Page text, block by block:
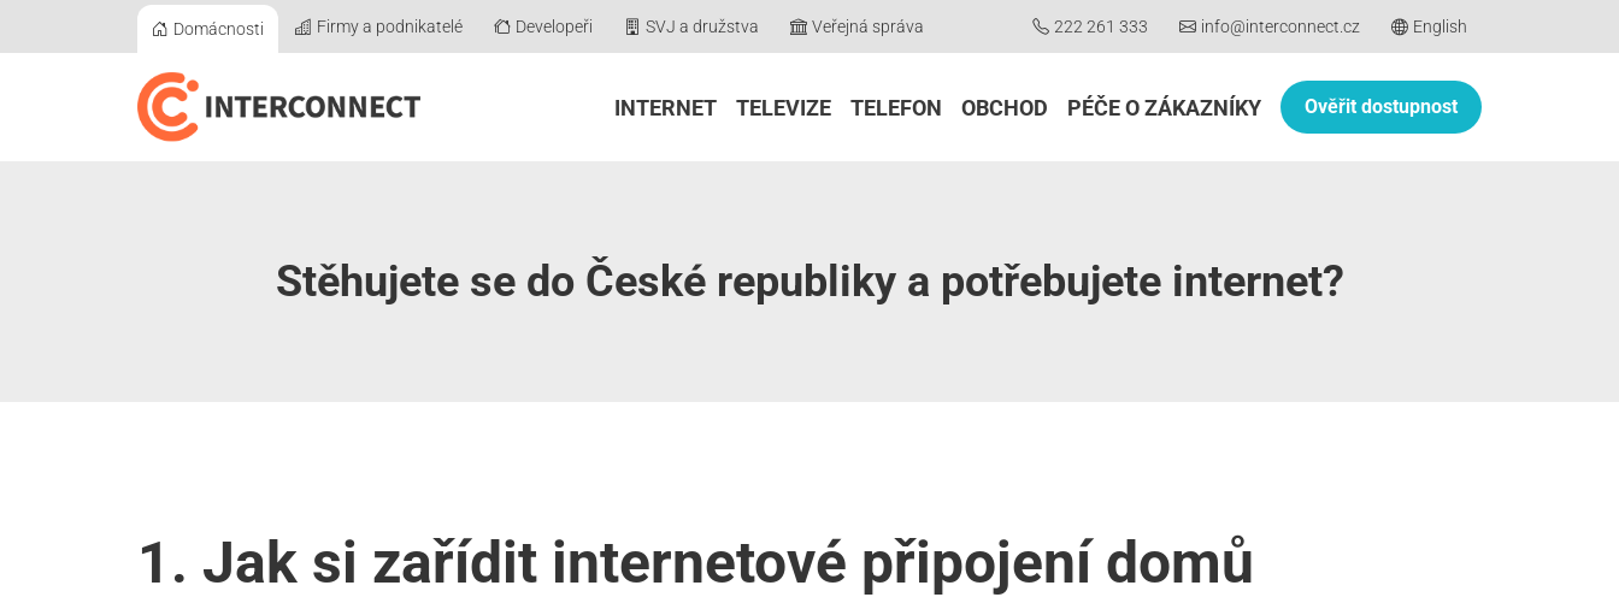
Domácnosti Firmy a podnikatelé Developeři SVJ a družstva Veřejná správa 222 261 333 info@interconnect.cz English
INTERNET TELEVIZE TELEFON OBCHOD PÉČE O ZÁKAZNÍKY Ověřit dostupnost
Stěhujete se do České republiky a potřebujete internet?
1. Jak si zařídit internetové připojení domů